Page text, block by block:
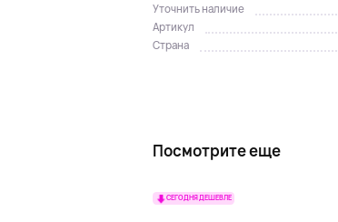
Уточнить наличие
Артикул
Страна
Посмотрите еще
СЕГОДНЯ ДЕШЕВЛЕ